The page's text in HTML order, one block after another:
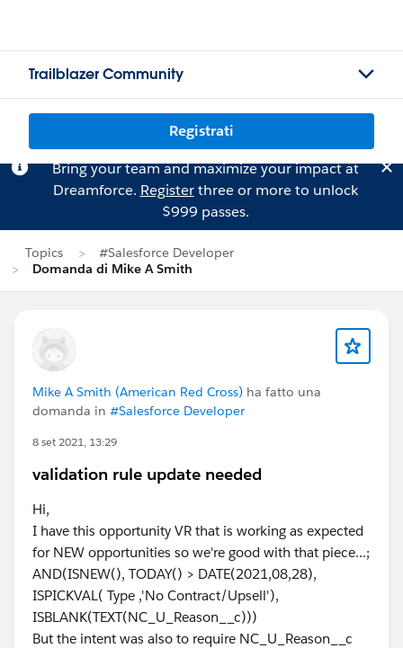
Trailblazer Community
Registrati
Bring your team and maximize your impact at
Dreamforce. Registerthree or more to unlock
$999 passes.
Topics
#Salesforce Developer
Domanda di Mike A Smith
Mike A Smith (American Red Cross) ha fatto una
domanda in #Salesforce Developer
8 set 2021, 13:29
validation rule update needed
Hi,
I have this opportunity VR that is working as expected
for NEW opportunities so we're good with that piece...;
AND(ISNEW(), TODAY() > DATE(2021,08,28),
ISPICKVAL( Type ,'No Contract/Upsell'),
ISBLANK(TEXT(NC_U_Reason__c)))
But the intent was also to require NC_U_Reason__c